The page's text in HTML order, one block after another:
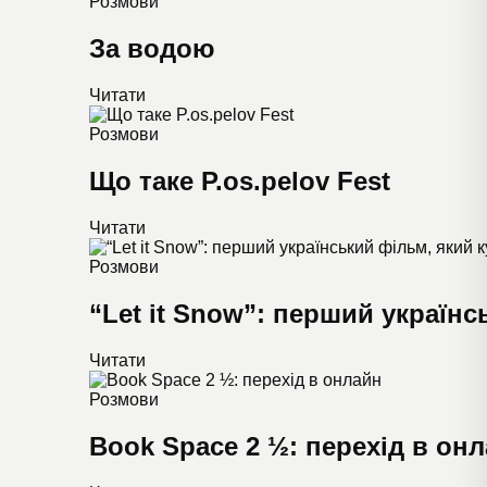
За водою
Читати
Розмови
Що таке P.os.pelov Fest
Читати
Розмови
“Let it Snow”: перший
Читати
Розмови
Book Space 2 ½: перехід в